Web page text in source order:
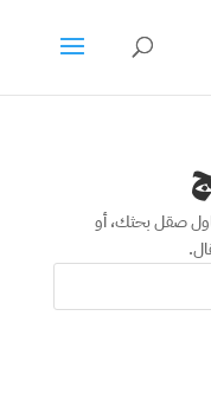
صقل بحثك، أو